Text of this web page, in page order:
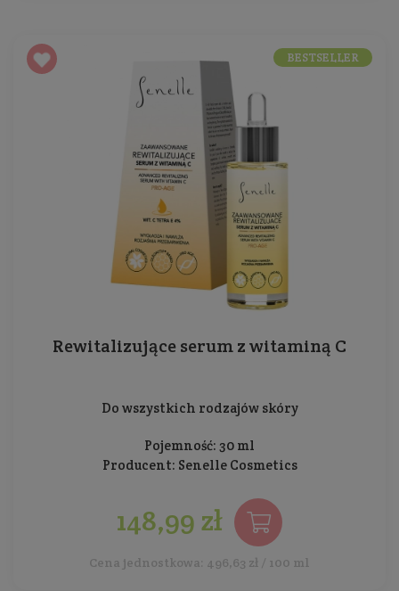
Rewitalizujące serum z witaminą C
Do wszystkich rodzajów skóry
Pojemność: 30 ml
Producent: Senelle Cosmetics
148,99 zł
Cena jednostkowa: 496,63 zł / 100 ml
BESTSELLER